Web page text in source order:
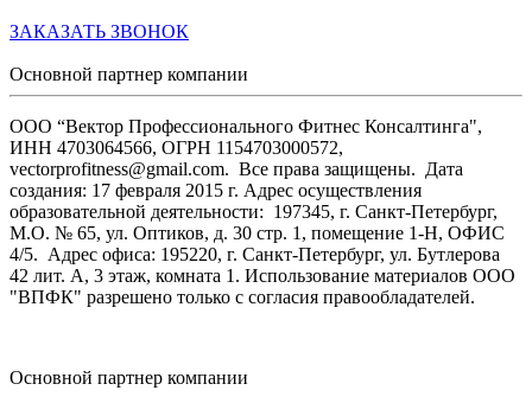
ЗАКАЗАТЬ ЗВОНОК
Основной партнер компании
ООО “Вектор Профессионального Фитнес Консалтинга",
ИНН 4703064566, ОГРН 1154703000572,
vectorprofitness@gmail.com. Все права защищены. Дата
создания: 17 февраля 2015 г. Адрес осуществления
образовательной деятельности: 197345, г. Санкт-Петербург,
М.О. № 65, ул. Оптиков, д. 30 стр. 1, помещение 1-Н, ОФИС
4/5. Адрес офиса: 195220, г. Санкт-Петербург, ул. Бутлерова
42 лит. А, 3 этаж, комната 1. Использование материалов ООО
"ВПФК" разрешено только с согласия правообладателей.
Основной партнер компании